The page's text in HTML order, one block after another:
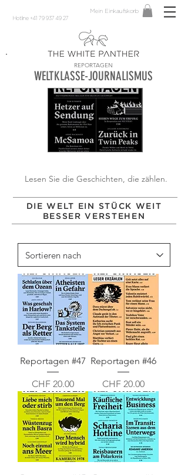
Hotline +41 79 937 49 27
Mein Einkaufskorb
REPORTAGEN
WELTKLASSE-JOURNALISMUS
Lesen Sie die Geschichten, die zählen.
DIE WELT EIN STÜCK WEIT
BESSER VERSTEHEN
Reportagen #47
Preis
CHF 20.00
Reportagen #46
Preis
CHF 20.00